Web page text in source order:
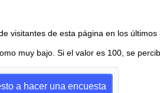
visitantes de esta página en los últimos
muy bajo. Si el valor es 100, se
a hacer una encuesta